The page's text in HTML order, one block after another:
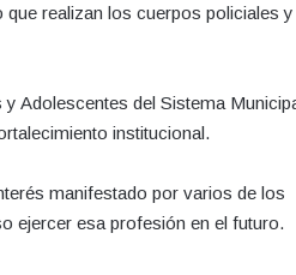
realizan los cuerpos policiales y
Adolescentes del Sistema
institucional.
manifestado por varios de los
ejercer esa profesión en el futuro.